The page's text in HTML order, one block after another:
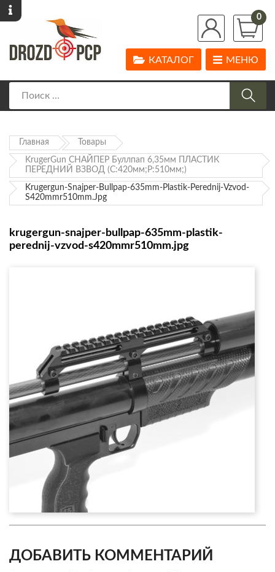
0
МЕНЮ
КАТАЛОГ
Главная Товары
KrugerGun СНАЙПЕР Буллпап 6,35мм ПЛАСТИК
ПЕРЕДНИЙ ВЗВОД (С:420мм;Р:510мм;)
Krugergun-Snajper-Bullpap-635mm-Plastik-Perednij-Vzvod-
S420mmr510mm.jpg
krugergun-snajper-bullpap-635mm-plastik-
perednij-vzvod-s420mmr510mm.jpg
ДОБАВИТЬ КОММЕНТАРИЙ